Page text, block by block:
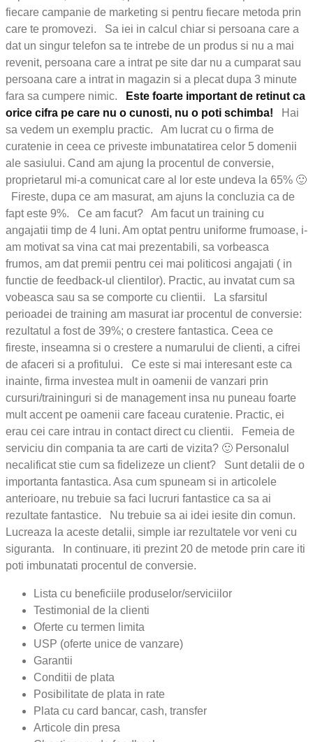
fiecare campanie de marketing si pentru fiecare metoda prin
care te promovezi. Sa iei in calcul chiar si persoana care a
dat un singur telefon sa te intrebe de un produs si nu a mai
revenit, persoana care a intrat pe site dar nu a cumparat sau
persoana care a intrat in magazin si a plecat dupa 3 minute
fara sa cumpere nimic.
Este foarte important de retinut ca
orice cifra pe care nu o cunosti, nu o poti schimba! Hai
sa vedem un exemplu practic. Am lucrat cu o firma de
curatenie in ceea ce priveste imbunatatirea celor 5 domenii
ale sasiului. Cand am ajung la procentul de conversie,
proprietarul mi-a comunicat care al lor este undeva la 65% 🙂
Fireste, dupa ce am masurat, am ajuns la concluzia ca de
fapt este 9%. Ce am facut? Am facut un training cu
angajatii timp de 4 luni. Am optat pentru uniforme frumoase, i-
am motivat sa vina cat mai prezentabili, sa vorbeasca
frumos, am dat premii pentru cei mai politicosi angajati ( in
functie de feedback-ul clientilor). Practic, au invatat cum sa
vobeasca sau sa se comporte cu clientii. La sfarsitul
perioadei de training am masurat iar procentul de conversie:
rezultatul a fost de 39%; o crestere fantastica. Ceea ce
fireste, inseamna si o crestere a numarului de clienti, a cifrei
de afaceri si a profitului. Ce este si mai interesant este ca
inainte, firma investea mult in oamenii de vanzari prin
cursuri/traininguri si de management insa nu puneau foarte
mult accent pe oamenii care faceau curatenie. Practic, ei
erau cei care intrau in contact direct cu clientii. Femeia de
serviciu din compania ta are carti de vizita? 🙂 Personalul
necalificat stie cum sa fidelizeze un client? Sunt detalii de o
importanta fantastica. Asa cum spuneam si in articolele
anterioare, nu trebuie sa faci lucruri fantastice ca sa ai
rezultate fantastice. Nu trebuie sa ai idei iesite din comun.
Lucreaza la aceste detalii, simple iar rezultatele vor veni cu
siguranta. In continuare, iti prezint 20 de metode prin care iti
poti imbunatati procentul de conversie.
Lista cu beneficiile produselor/serviciilor
Testimonial de la clienti
Oferte cu termen limita
USP (oferte unice de vanzare)
Garantii
Conditii de plata
Posibilitate de plata in rate
Plata cu card bancar, cash, transfer
Articole din presa